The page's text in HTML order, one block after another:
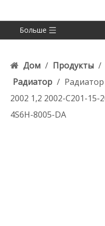
Больше
Дом / Продукты /
Радиатор / Радиатор
2002 1,2 2002-C201-15-
4S6H-8005-DA